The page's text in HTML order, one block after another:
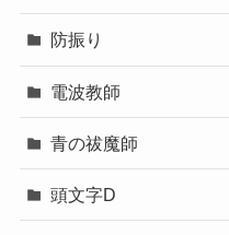
防振り
電波教師
青の祓魔師
頭文字D